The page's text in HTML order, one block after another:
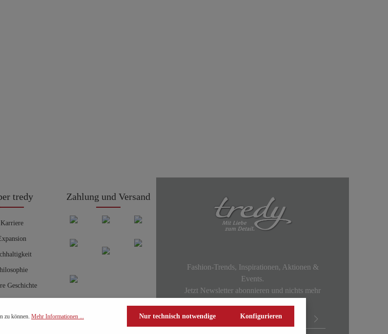
tredy
Karriere
Geschichte
Zahlung und Versand
Fashion-Trends, Inspirationen, Aktionen &
Events.
Jetzt Newsletter abonnieren und nichts mehr
zu können. Mehr Informationen ... Nur technisch notwendige Konfigurieren